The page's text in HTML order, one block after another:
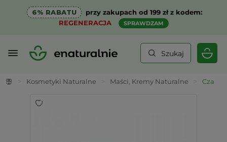
6% RABATU
przy zakupach od 199 zł z kodem:
REGENERACJA
SPRAWDZAM
Szukaj
Kosmetyki Naturalne Maści, Kremy Naturalne Czarci